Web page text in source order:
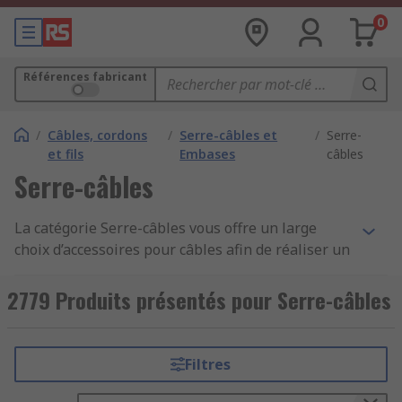
0
Références fabricant
/ Câbles, cordons
et fils
/ Serre-câbles et
Embases
/ Serre-
câbles
Serre-câbles
La catégorie Serre-câbles vous offre un large
choix d’accessoires pour câbles afin de réaliser un
aux usages industriels, électriques ou de levage.
Que vous recherchiez un Serre-câble à étrier, un
serre-câbles acier en acier zingué, acier
galvanisé ou acier inoxydable, chaque article est
2779 Produits présentés pour Serre-câbles
Filtres